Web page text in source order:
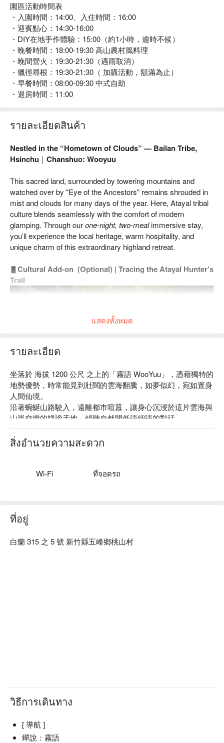
園區活動時間表
・入園時間：14:00、入住時間：16:00
・迎賓點心：14:30-16:00
・DIY在地手作體驗：15:00（約1小時，逾時不候）
・晚餐時間：18:00-19:30 高山農村風料理
・晚間營火：19:30-21:30（遇雨取消）
・獵徑尋根：19:30-21:30（ 加購活動，額滿為止）
・早餐時間：08:00-09:30 中式自助
・退房時間：11:00
รายละเอียดสินค้า
Nestled in the “Hometown of Clouds” — Bailan Tribe,
Hsinchu｜Chanshuo: Wooyuu
This sacred land, surrounded by towering mountains and
watched over by "Eye of the Ancestors" remains shrouded in
mist and clouds for many days of the year. Here, Atayal tribal
culture blends seamlessly with the comfort of modern
glamping. Through ourone-night, two-mealimmersive stay,
you’ll experience the local heritage, warm hospitality, and
unique charm of this extraordinary highland retreat.
▋Cultural Add-on (Optional) | Tracing the Atayal Hunter’s
Trail
Follow the Atayal hunter’s trail,winding through mist-
covered ancient paths, and immerse yourself in the wisdom
identify hunting trails, hear the stories of the Atayal people and
learn to spot hunting trails, and quietly listen to the sounds of
the forest. With luck, you may even catch a glimpse of a
Formosan muntjac or a flying squirrel.
✦Highlights| Sit inside a traditional hunter's hut in dimmed
lights and listen to the Atayal guide telling captivating hunting
through these timeless tales. Feel the wisdom and heritage of
the tribe come to life through these timeless tales.
แสดงทั้งหมด
รายละเอียด
坐落於 海拔 1200 公尺 之上的「霧語 WooYuu」，憑藉獨特的
地勢優勢，時常能見到壯闊的雲海翻騰，如夢似幻，宛如置身
人間仙境。
沿著蜿蜒山路駛入，遠離都市喧囂，讓身心沉浸於這片雲海與
山嵐交織的靜謐天地，傾聽自然間低語細語的對話。
在一泊二食的深度旅遊體驗中，細細品味大地恩賜的風味，感
受山林的純粹與寧靜。這裡，不只是住宿，更是一場身心靈的
สิ่งอำนวยความสะดวก
Wi-Fi ที่จอดรถ
ที่อยู่
白蘭 315 之 5 號 新竹縣五峰鄉桃山村
วิธีการเดินทาง
[ 導航 ]
蟬說：霧語